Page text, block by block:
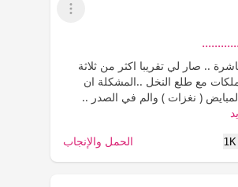
عرض القائمة
.. صار لي تقريبا اكثر من ثلاثة
مع طلع النخل ..المشكلة ان
( نغزات ) والم في الصدر ..
1K الحمل والإنجاب